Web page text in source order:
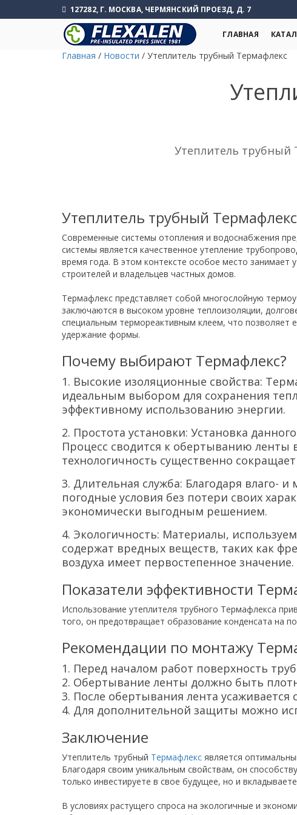
127282, Г. МОСКВА, ЧЕРМЯНСКИЙ ПРОЕЗД, Д. 7
ГЛАВНАЯ
Главная / Новости / Утеплитель трубный Термафлекс
Утеплитель трубный
Утеплитель трубный
Современные системы отопления и водоснабжения
системы является качественное утепление
время года. В этом контексте особое место занимает
строителей и владельцев частных домов.
Термафлекс представляет собой многослойную
заключаются в высоком уровне теплоизоляции,
специальным термореактивным клеем, что позволяет
удержание формы.
Почему выбирают Термафлекс?
1. Высокие изоляционные свойства:
идеальным выбором для сохранения
эффективному использованию энергии.
2. Простота установки: Установка
Процесс сводится к обертыванию ленты
технологичность существенно
3. Длительная служба: Благодаря влаго-
погодные условия без потери своих
экономически выгодным решением.
4. Экологичность: Материалы,
содержат вредных веществ, таких как
воздуха имеет первостепенное значение.
Показатели эффективности
Использование утеплителя трубного Термафлекса
того, он предотвращает образование конденсата на
Рекомендации по монтажу
1. Перед началом работ поверхность
2. Обертывание ленты должно быть
3. После обертывания лента
4. Для дополнительной защиты можно
Заключение
Утеплитель трубный Термафлекс является
Благодаря своим уникальным свойствам, он
только инвестируете в свое будущее, но и
В условиях растущего спроса на экологичные и